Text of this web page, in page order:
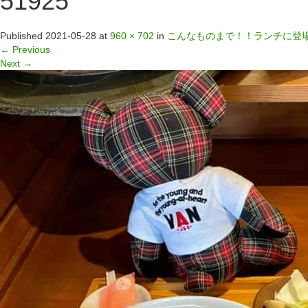
Published 2021-05-28 at 960 × 702 in こんなものまで！！ランチに登
← Previous
Next →